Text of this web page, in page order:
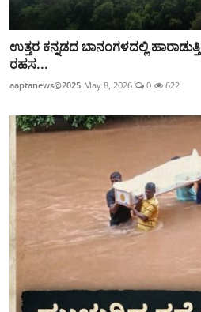
ಉತ್ತರ ಕನ್ನಡದ ಬಾನಂಗಳದಲ್ಲಿ
ರಹಸ...
aaptanews@2025 May 8, 2026 0 622